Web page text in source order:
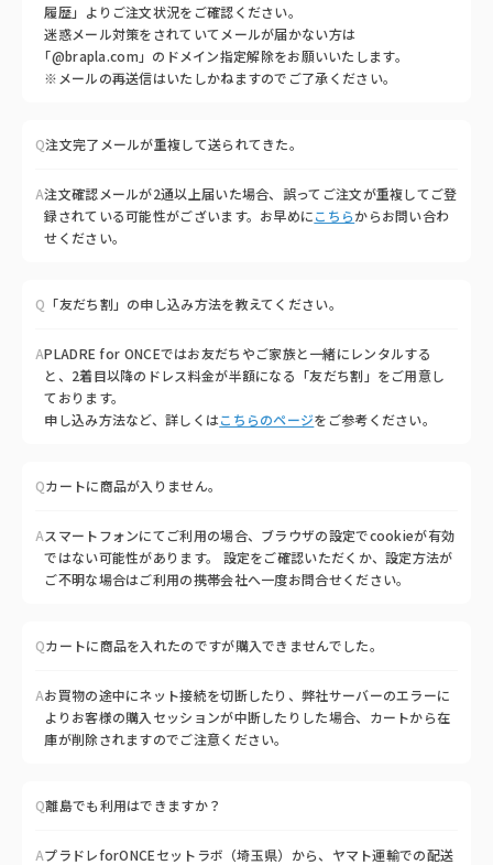
履歴」よりご注文状況をご確認ください。
迷惑メール対策をされていてメールが届かない方は
｢@brapla.com」のドメイン指定解除をお願いいたします。
※メールの再送信はいたしかねますのでご了承ください。
Q注文完了メールが重複して送られてきた。
A注文確認メールが2通以上届いた場合、誤ってご注文が重複してご登
録されている可能性がございます。お早めにこちらからお問い合わ
せください。
Q 「友だち割」の申し込み方法を教えてください。
APLADRE for ONCEではお友だちやご家族と一緒にレンタルする
と、2着目以降のドレス料金が半額になる「友だち割」をご用意し
ております。
申し込み方法など、詳しくはこちらのページをご参考ください。
Qカートに商品が入りません。
Aスマートフォンにてご利用の場合、ブラウザの設定でcookieが有効
ではない可能性があります。 設定をご確認いただくか、設定方法が
ご不明な場合はご利用の携帯会社へ一度お問合せください。
Qカートに商品を入れたのですが購入できませんでした。
Aお買物の途中にネット接続を切断したり、弊社サーバーのエラーに
よりお客様の購入セッションが中断したりした場合、カートから在
庫が削除されますのでご注意ください。
Q離島でも利用はできますか？
AプラドレforONCEセットラボ（埼玉県）から、ヤマト運輸での配送